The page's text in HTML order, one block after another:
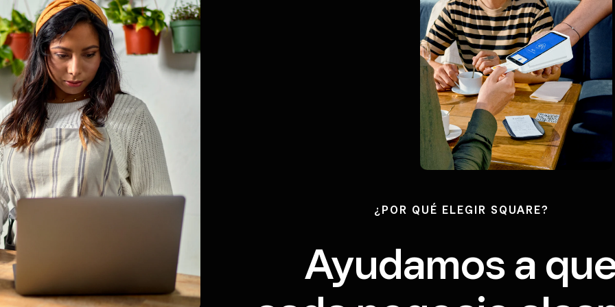
¿POR QUÉ ELEGIR SQUARE?
Ayudamos a